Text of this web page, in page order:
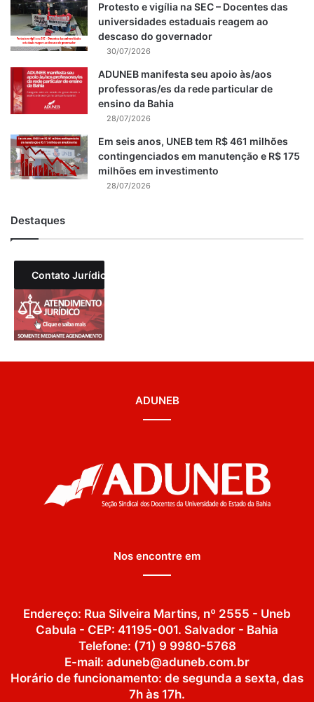
Protesto e vigília na SEC – Docentes das
universidades estaduais reagem ao
descaso do governador
30/07/2026
ADUNEB manifesta seu apoio às/aos
professoras/es da rede particular de
ensino da Bahia
28/07/2026
Em seis anos, UNEB tem R$ 461 milhões
contingenciados em manutenção e R$ 175
milhões em investimento
28/07/2026
Destaques
Contato Jurídico
ADUNEB
Nos encontre em
Endereço: Rua Silveira Martins, nº 2555 - Uneb
Cabula - CEP: 41195-001. Salvador - Bahia
Telefone: (71) 9 9980-5768
E-mail: aduneb@aduneb.com.br
Horário de funcionamento: de segunda a sexta, das
7h às 17h.